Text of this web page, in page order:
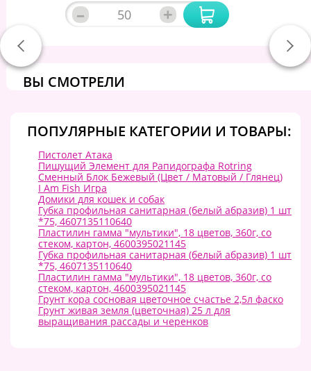
– +
ВЫ СМОТРЕЛИ
ПОПУЛЯРНЫЕ КАТЕГОРИИ И ТОВАРЫ:
Пистолет Атака
Пишущий Элемент для Рапидографа Rotring
Сменный Блок Бежевый (Цвет / Матовый / Глянец)
I Am Fish Игра
Домики для кошек и собак
Губка профильная санитарная (белый абразив) 1 шт
*75, 4607135110640
Пластилин гамма "мультики", 18 цветов, 360г, со
стеком, картон, 4600395021145
Губка профильная санитарная (белый абразив) 1 шт
*75, 4607135110640
Пластилин гамма "мультики", 18 цветов, 360г, со
стеком, картон, 4600395021145
Грунт кора сосновая цветочное счастье 2,5л фаско
Грунт живая земля (цветочная) 25 л для
выращивания рассады и черенков